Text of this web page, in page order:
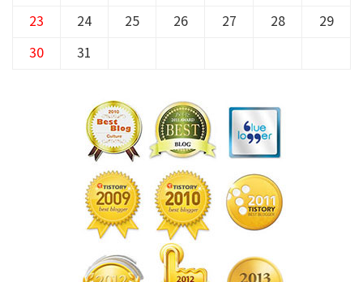
23 24 25 26 27 28 29
30 31